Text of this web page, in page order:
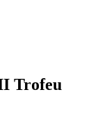
Trofeu